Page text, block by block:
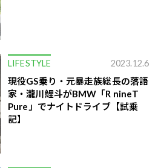
LIFESTYLE 2023.12.6
現役GS乗り・元暴走族総長の落語
家・瀧川鯉斗がBMW「R nineT
Pure」でナイトドライブ【試乗
記】